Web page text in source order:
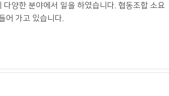
양한 분야에서 일을 하였습니다. 협동조합 소요
어 가고 있습니다.